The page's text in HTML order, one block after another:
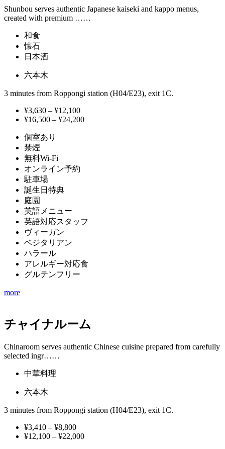
Shunbou serves authentic Japanese kaiseki and kappo menus,
created with premium ……
和食
懐石
日本酒
六本木
3 minutes from Roppongi station (H04/E23), exit 1C.
¥3,630 – ¥12,100
¥16,500 – ¥24,200
個室あり
禁煙
無料Wi-Fi
オンライン予約
駐車場
誕生日特典
庭園
英語メニュー
英語対応スタッフ
ヴィーガン
ベジタリアン
ハラール
アレルギー対応食
グルテンフリー
more
チャイナルーム
Chinaroom serves authentic Chinese cuisine prepared from carefully
selected ingr……
中華料理
六本木
3 minutes from Roppongi station (H04/E23), exit 1C.
¥3,410 – ¥8,800
¥12,100 – ¥22,000